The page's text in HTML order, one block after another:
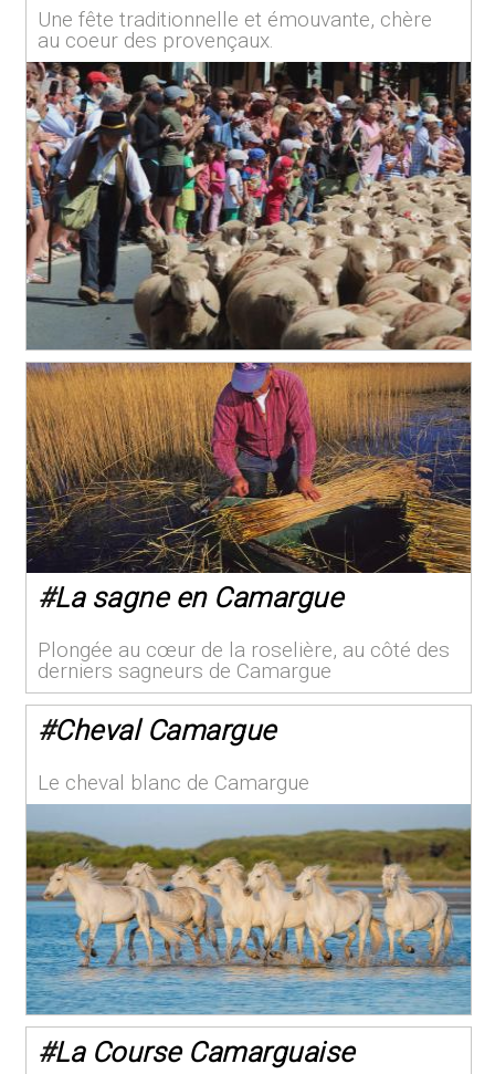
Une fête traditionnelle et émouvante, chère
au coeur des provençaux.
#La sagne en Camargue
Plongée au cœur de la roselière, au côté des
derniers sagneurs de Camargue
#Cheval Camargue
Le cheval blanc de Camargue
#La Course Camarguaise